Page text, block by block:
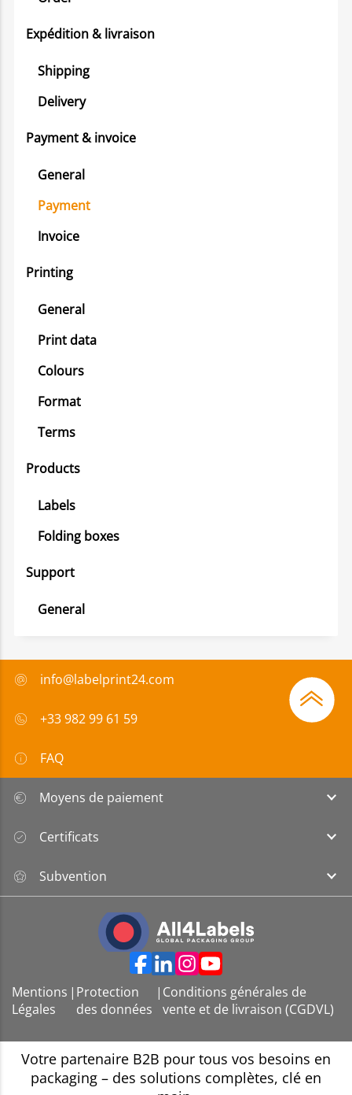
Expédition & livraison
Shipping
Delivery
Payment & invoice
General
Payment
Invoice
Printing
General
Print data
Colours
Format
Terms
Products
Labels
Folding boxes
Support
General
info@labelprint24.com
+33 982 99 61 59
FAQ
Moyens de paiement
Certificats
Subvention
Mentions
Légales
| Protection
des données
| Conditions générales de
vente et de livraison (CGDVL)
Votre partenaire B2B pour tous vos besoins en
packaging – des solutions complètes, clé en